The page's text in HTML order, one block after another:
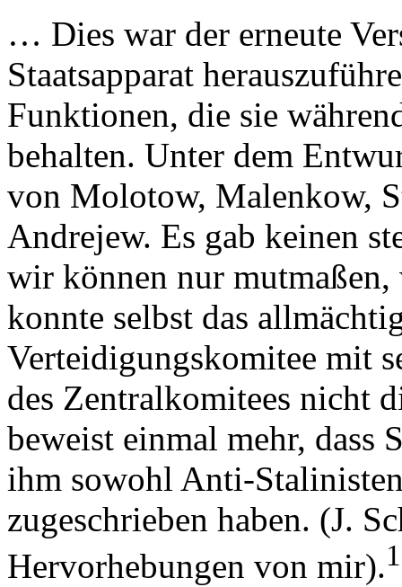
… Dies war der erneute
Staatsapparat
Funktionen, die sie
behalten. Unter dem
von Molotow, Malenkow,
Andrejew. Es gab keinen
wir können nur
konnte selbst das
Verteidigungskomitee mit
des Zentralkomitees nicht
beweist einmal mehr, dass
ihm sowohl Anti-
zugeschrieben haben. (J.
Hervorhebungen von mir).1